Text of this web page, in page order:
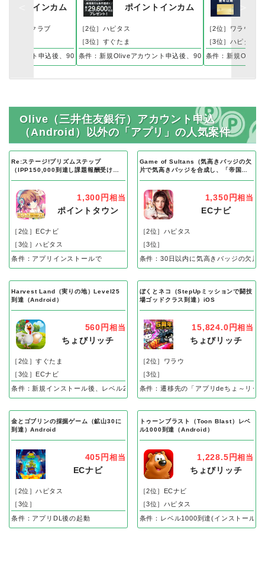
キシブルペイ 一般クレジットモード追加
イントインカム
ポイントクラブ
カウント申込後、90日以内にOliveフレキシブルペイ 一般クレジットモード追加
ポイントインカム
［2位］ハピタス
［3位］すぐたま
条件：新規Oliveアカウント申込後、90日以内にOliveフレ
［2位］ワラウ
［3位］ハピタス
条件：新規Olive
Olive（三井住友銀行）アカウント申込
（Android）以外の「アプリ」の人気案件
Re:ステージ!プリズムステップ
（IPP150,000到達し課題報酬受け取
1,300円 相当
ポイントタウン
［2位］ECナビ
［3位］ハピタス
条件：アプリインストールで
Game of Sultans（気高きバッジの欠
片で気高きバッジを合成し、「帝国五
1,350円相当
ECナビ
［2位］ハピタス
［3位］
条件：30日以内に気高きバッジの欠片
Harvest Land（実りの地）Level25
到達（Android）
560円 相当
ちょびリッチ
［2位］すぐたま
［3位］ECナビ
条件：新規インストール後、レベル25到達で成果
ぼくとネコ（StepUpミッションで闘技
場ゴッドクラス到達）iOS
15,824.0円相当
ちょびリッチ
［2位］ワラウ
［3位］
条件：遷移先の「アプリdeちょ～リッ
金とゴブリンの採掘ゲーム（鉱山30に
到達）Android
405円 相当
ECナビ
［2位］ハピタス
［3位］
条件：アプリDL後の起動
トゥーンブラスト（Toon Blast）レベ
ル1000到達（Android）
1,228.5円相当
ちょびリッチ
［2位］ECナビ
［3位］ハピタス
条件：レベル1000到達(インストール後